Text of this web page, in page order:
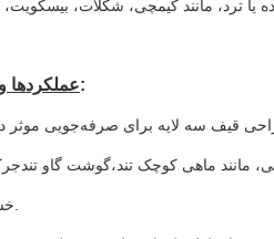
عملکردها:
مانند ماهی کوچک تند،گوشت گاو تند